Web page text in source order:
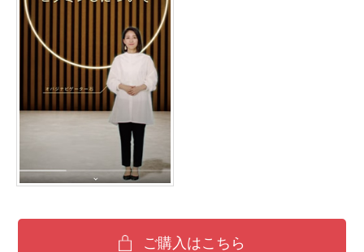
ご購入はこちら